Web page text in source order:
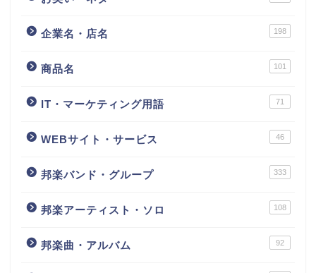
企業名・店名 198
商品名 101
IT・マーケティング用語 71
WEBサイト・サービス 46
邦楽バンド・グループ 333
邦楽アーティスト・ソロ 108
邦楽曲・アルバム 92